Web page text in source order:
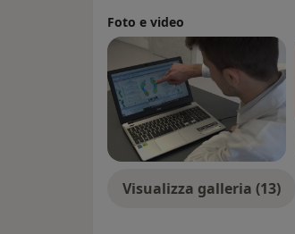
Foto e video
Visualizza galleria (13)